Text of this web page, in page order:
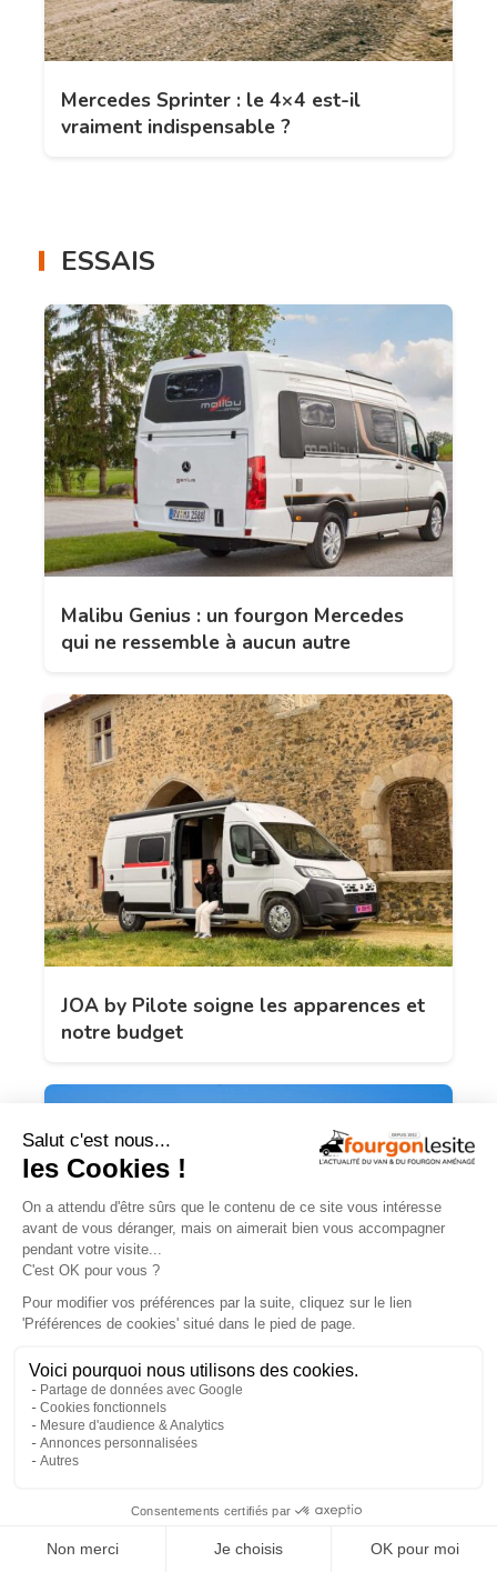
Mercedes Sprinter : le 4×4 est-il
vraiment indispensable ?
ESSAIS
Malibu Genius : un fourgon Mercedes
qui ne ressemble à aucun autre
JOA by Pilote soigne les apparences et
notre budget
Campérêve Magellan 746 : la conquête
de l’espace
TROUVEZ
UN AMÉNAGEUR